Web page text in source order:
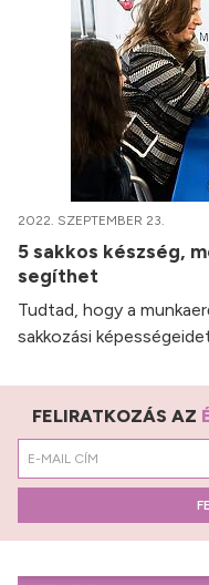
2022. SZEPTEMBER 23.
5 sakkos készség,
segíthet
Tudtad, hogy a
sakkozási
FELIRATKOZÁS AZ